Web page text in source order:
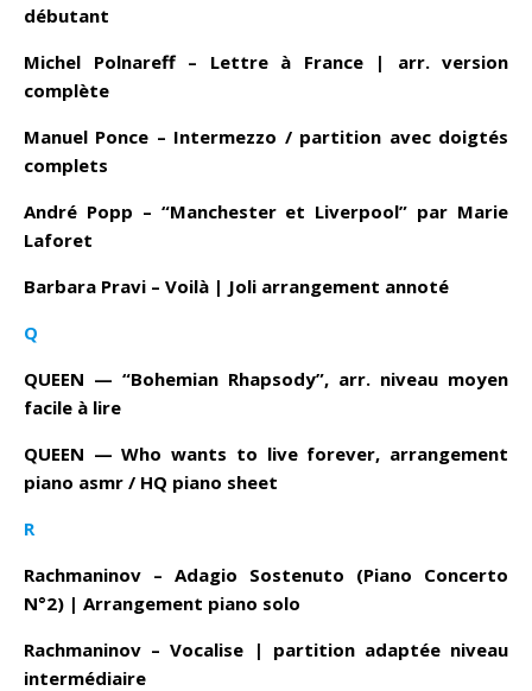
débutant
Michel Polnareff – Lettre à France | arr. version
complète
Manuel Ponce – Intermezzo / partition avec doigtés
complets
André Popp – “Manchester et Liverpool” par Marie
Laforet
Barbara Pravi – Voilà | Joli arrangement annoté
Q
QUEEN — “Bohemian Rhapsody”, arr. niveau moyen
facile à lire
QUEEN — Who wants to live forever, arrangement
piano asmr / HQ piano sheet
R
Rachmaninov – Adagio Sostenuto (Piano Concerto
N°2) | Arrangement piano solo
Rachmaninov – Vocalise | partition adaptée niveau
intermédiaire